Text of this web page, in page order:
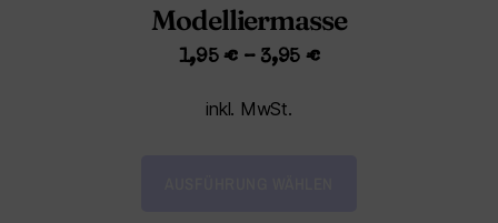
Modelliermasse
1,95€– 3,95 €
inkl. MwSt.